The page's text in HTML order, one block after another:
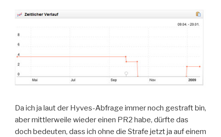
Da ich ja laut der Hyves-Abfrage immer noch gestraft bin,
aber mittlerweile wieder einen PR2 habe, dürfte das
doch bedeuten, dass ich ohne die Strafe jetzt ja auf einem